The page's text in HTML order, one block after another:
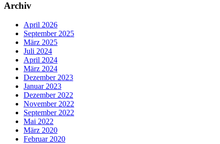
Archiv
April 2026
September 2025
März 2025
Juli 2024
April 2024
März 2024
Dezember 2023
Januar 2023
Dezember 2022
November 2022
September 2022
Mai 2022
März 2020
Februar 2020